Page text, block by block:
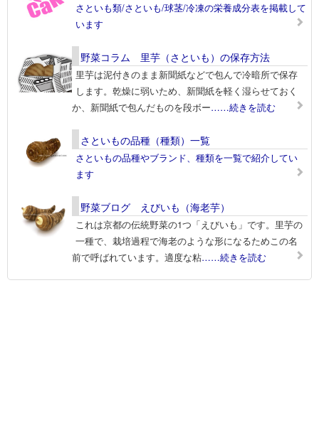
さといも類/さといも/球茎/冷凍の栄養成分表を掲載して
います
野菜コラム 里芋（さといも）の保存方法
里芋は泥付きのまま新聞紙などで包んで冷暗所で保存
します。乾燥に弱いため、新聞紙を軽く湿らせておく
か、新聞紙で包んだものを段ボー……続きを読む
さといもの品種（種類）一覧
さといもの品種やブランド、種類を一覧で紹介してい
ます
野菜ブログ えびいも（海老芋）
これは京都の伝統野菜の1つ「えびいも」です。里芋の
一種で、栽培過程で海老のような形になるためこの名
前で呼ばれています。適度な粘……続きを読む